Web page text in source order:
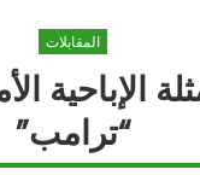
المقابلات
الإباحية
“ترامب”